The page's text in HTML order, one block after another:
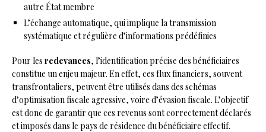
autre État membre
L’échange automatique, qui implique la transmission
systématique et régulière d’informations prédéfinies
Pour les redevances, l’identification précise des bénéficiaires
constitue un enjeu majeur. En effet, ces flux financiers, souvent
transfrontaliers, peuvent être utilisés dans des schémas
d’optimisation fiscale agressive, voire d’évasion fiscale. L’objectif
est donc de garantir que ces revenus sont correctement déclarés
et imposés dans le pays de résidence du bénéficiaire effectif.